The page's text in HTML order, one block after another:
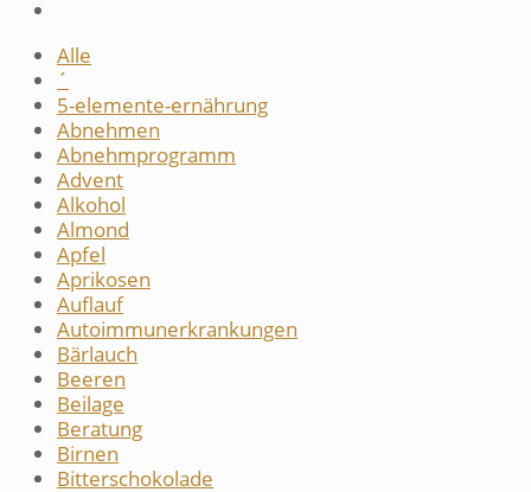
Alle
´
5-elemente-ernährung
Abnehmen
Abnehmprogramm
Advent
Alkohol
Almond
Apfel
Aprikosen
Auflauf
Autoimmunerkrankungen
Bärlauch
Beeren
Beilage
Beratung
Birnen
Bitterschokolade